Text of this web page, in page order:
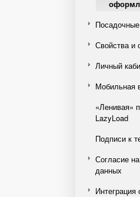
Свойства и
Личный
Мобильная
«Ленивая»
LazyLoad
Подписи к
Согласие
данных